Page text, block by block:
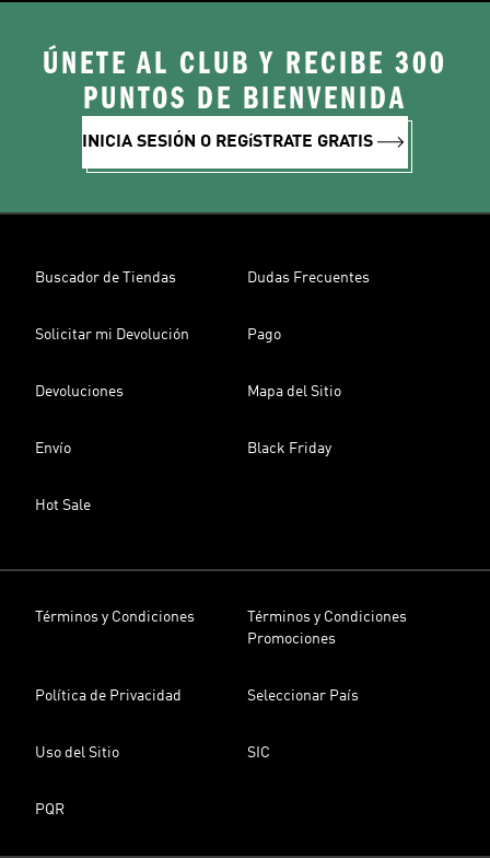
ÚNETE AL CLUB Y RECIBE 300
PUNTOS DE BIENVENIDA
INICIA SESIÓN O REGíSTRATE GRATIS
Buscador de Tiendas Dudas Frecuentes
Solicitar mi Devolución Pago
Devoluciones Mapa del Sitio
Envío Black Friday
Hot Sale
Términos y Condiciones
Términos y Condiciones
Promociones
Política de Privacidad Seleccionar País
Uso del Sitio SIC
PQR